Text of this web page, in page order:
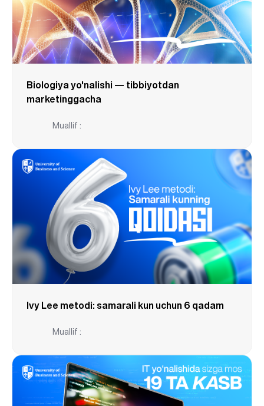
Biologiya yo'nalishi — tibbiyotdan
marketinggacha
Muallif :
Ivy Lee metodi: samarali kun uchun 6 qadam
Muallif :